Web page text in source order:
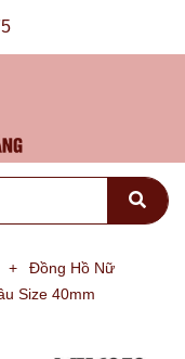
+
Đồng Hồ Nữ
Size 40mm